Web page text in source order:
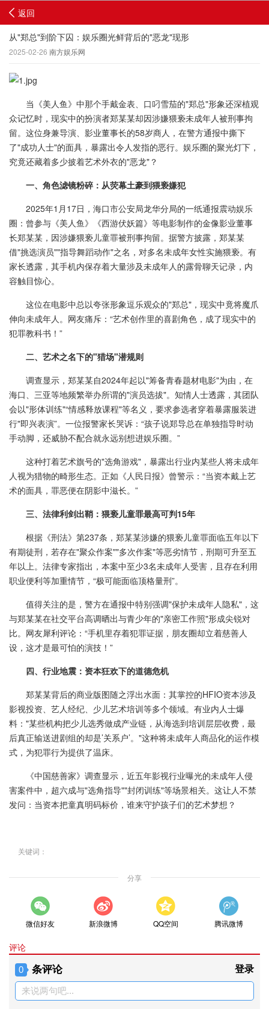
返回
从"郑总"到阶下囚：娱乐圈光鲜背后的"恶龙"现形
2025-02-26 南方娱乐网
当《美人鱼》中那个手戴金表、口叼雪茄的"郑总"形象还深植观
众记忆时，现实中的扮演者郑某某却因涉嫌猥亵未成年人被刑事拘
留。这位身兼导演、影业董事长的58岁商人，在警方通报中撕下
了"成功人士"的面具，暴露出令人发指的恶行。娱乐圈的聚光灯下，
究竟还藏着多少披着艺术外衣的"恶龙"？
一、角色滤镜粉碎：从荧幕土豪到猥亵嫌犯
2025年1月17日，海口市公安局龙华分局的一纸通报震动娱乐
圈：曾参与《美人鱼》《西游伏妖篇》等电影制作的金像影业董事
长郑某某，因涉嫌猥亵儿童罪被刑事拘留。据警方披露，郑某某
借"挑选演员""指导舞蹈动作"之名，对多名未成年女性实施猥亵。有
家长透露，其手机内保存着大量涉及未成年人的露骨聊天记录，内
容触目惊心。
这位在电影中总以夸张形象逗乐观众的"郑总"，现实中竟将魔爪
伸向未成年人。网友痛斥：“艺术创作里的喜剧角色，成了现实中的
犯罪教科书！”
二、艺术之名下的"猎场"潜规则
调查显示，郑某某自2024年起以"筹备青春题材电影"为由，在
海口、三亚等地频繁举办所谓的"演员选拔"。知情人士透露，其团队
会以"形体训练"“情感释放课程"等名义，要求参选者穿着暴露服装进
行"即兴表演”。一位报警家长哭诉：“孩子说郑导总在单独指导时动
手动脚，还威胁不配合就永远别想进娱乐圈。”
这种打着艺术旗号的"选角游戏"，暴露出行业内某些人将未成年
人视为猎物的畸形生态。正如《人民日报》曾警示：“当资本戴上艺
术的面具，罪恶便在阴影中滋长。”
三、法律利剑出鞘：猥亵儿童罪最高可判15年
根据《刑法》第237条，郑某某涉嫌的猥亵儿童罪面临五年以下
有期徒刑，若存在"聚众作案""多次作案"等恶劣情节，刑期可升至五
年以上。法律专家指出，本案中至少3名未成年人受害，且存在利用
职业便利等加重情节，“极可能面临顶格量刑”。
值得关注的是，警方在通报中特别强调"保护未成年人隐私"，这
与郑某某在社交平台高调晒出与青少年的"亲密工作照"形成尖锐对
比。网友犀利评论：“手机里存着犯罪证据，朋友圈却立着慈善人
设，这才是最可怕的演技！”
四、行业地震：资本狂欢下的道德危机
郑某某背后的商业版图随之浮出水面：其掌控的HFIO资本涉及
影视投资、艺人经纪、少儿艺术培训等多个领域。有业内人士爆
料："某些机构把少儿选秀做成产业链，从海选到培训层层收费，最
后真正输送进剧组的却是’关系户’。"这种将未成年人商品化的运作模
式，为犯罪行为提供了温床。
《中国慈善家》调查显示，近五年影视行业曝光的未成年人侵
害案件中，超六成与"选角指导""封闭训练"等场景相关。这让人不禁
发问：当资本把童真明码标价，谁来守护孩子们的艺术梦想？
关键词：
分享
微信好友 新浪微博 QQ空间 腾讯微博
评论
0 条评论 登录
来说两句吧...